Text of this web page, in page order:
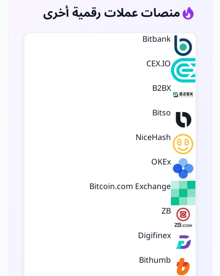
منصات عملات رقمية أخرى
Bitbank
CEX.IO
B2BX
Bitso
NiceHash
OKEx
Bitcoin.com Exchange
ZB
Digifinex
Bithumb